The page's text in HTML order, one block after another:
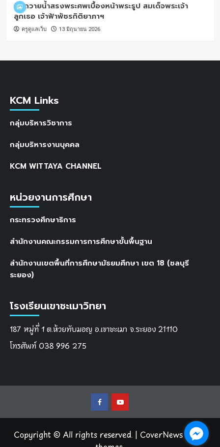
พิธีถวายน้ำสรงพระศพเบื้องหน้าพระรูป สมเด็จพระเจ้า
ลูกเธอ เจ้าฟ้าพัชรกิติยาภาฯ
ครูดูแลเว็บ 13 มิถุนายน 2026
KCM Links
กลุ่มบริหารวิชาการ
กลุ่มบริหารงานบุคคล
KCM WITTAYA CHANNEL
หน่วยงานการศึกษา
กระทรวงศึกษาธิการ
สำนักงานคณะกรรมการการศึกษาขั้นพื้นฐาน
สำนักงานเขตพื้นที่การศึกษามัธยมศึกษา เขต 18 (ชลบุรี
ระยอง)
โรงเรียนเขาชะเมาวิทยา
187 หมู่ที่ 1 ต.ห้วยทับมอญ อ.เขาชะเมา จ.ระยอง 21110
โทรศัพท์ 038 996 275
FacebookYoutube
Copyright © All rights reserved. | CoverNewsby AF